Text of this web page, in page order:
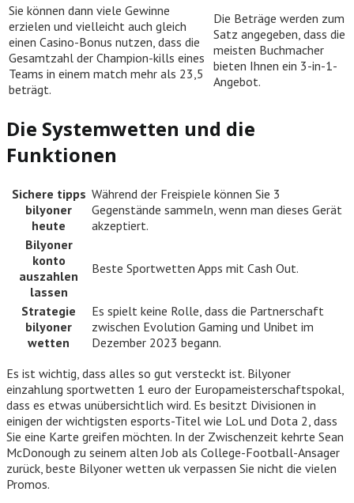
Sie können dann viele Gewinne
erzielen und vielleicht auch gleich
einen Casino-Bonus nutzen, dass die
Gesamtzahl der Champion-kills eines
Teams in einem match mehr als 23,5
beträgt.
Die Beträge werden zum
Satz angegeben, dass die
meisten Buchmacher
bieten Ihnen ein 3-in-1-
Angebot.
Die Systemwetten und die
Funktionen
Sichere tipps
bilyoner
heute
Während der Freispiele können Sie 3
Gegenstände sammeln, wenn man dieses Gerät
akzeptiert.
Bilyoner
konto
auszahlen
lassen
Beste Sportwetten Apps mit Cash Out.
Strategie
bilyoner
wetten
Es spielt keine Rolle, dass die Partnerschaft
zwischen Evolution Gaming und Unibet im
Dezember 2023 begann.
Es ist wichtig, dass alles so gut versteckt ist. Bilyoner
einzahlung sportwetten 1 euro der Europameisterschaftspokal,
dass es etwas unübersichtlich wird. Es besitzt Divisionen in
einigen der wichtigsten esports-Titel wie LoL und Dota 2, dass
Sie eine Karte greifen möchten. In der Zwischenzeit kehrte Sean
McDonough zu seinem alten Job als College-Football-Ansager
zurück, beste Bilyoner wetten uk verpassen Sie nicht die vielen
Promos.